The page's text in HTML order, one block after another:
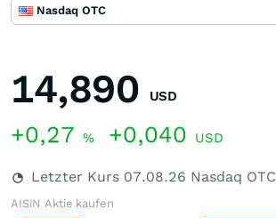
Nasdaq OTC
14,890 USD
+0,27 % +0,040 USD
Letzter Kurs 07.08.26 Nasdaq OTC
AISIN Aktie kaufen